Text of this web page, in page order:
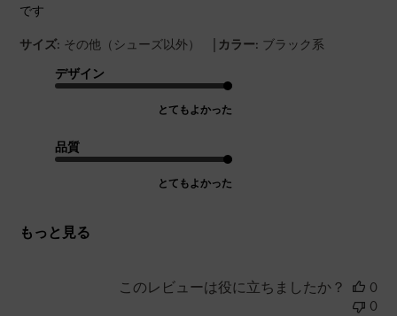
です
サイズ: その他（シューズ以外） | カラー: ブラック系
デザイン
とてもよかった
品質
とてもよかった
もっと見る
このレビューは役に立ちましたか？
0
0